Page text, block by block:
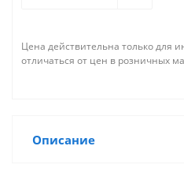
Цена действительна только для
отличаться от цен в розничных
Описание